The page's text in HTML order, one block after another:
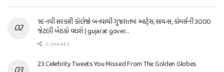
16 નવી સરકારી કોલેજો બનવાથી ગુજરાતમાં આર્ટ્સ, સાયન્સ, કોમર્સની 3000
જેટલી બેઠકો વધશે | gujarat gover…
0 SHARES
23 Celebrity Tweets You Missed From The Golden Globes